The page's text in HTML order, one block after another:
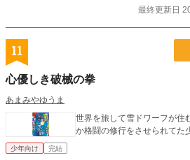
最終更新日
11
心優しき破械の拳
あまみやゆうま
世界を旅して雪ドワーフが住
か格闘の修行をさせられてた
少年向け 完結